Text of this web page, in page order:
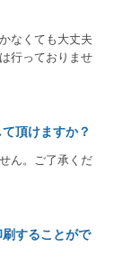
なくても大丈夫
行っておりませ
頂けますか？
ん。ご了承くだ
することがで